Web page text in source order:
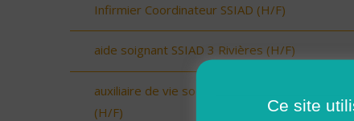
Infirmier Coordinateur SSIAD (H/F)
aide soignant SSIAD 3 Rivières (H/F)
auxiliaire de vie sociale- ADMR Canton de
(H/F)
Ce site